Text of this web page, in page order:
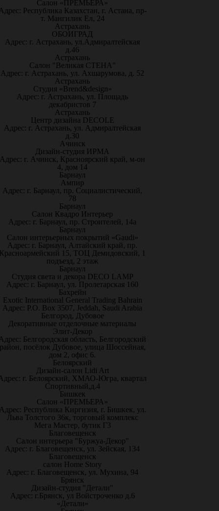
Салон «ПРЕМЬЕРА»
Республика Казахстан, г. Астана, пр-
т. Мангилик Ел, 24
Астрахань
ОБОИГРАД
Адрес: г. Астрахань, ул.Адмиралтейская
д.46
Астрахань
Салон "Великая СТЕНА"
Адрес: г. Астрахань, ул. Ахшарумова, д. 52
Астрахань
Студия «Brend&design»
Адрес: г. Астрахань, ул. Площадь
декабристов 7
Астрахань
Центр дизайна DECOLE
Адрес: г. Астрахань, ул. Адмиралтейская
д.30
Ачинск
Дизайн-студия ИРМА
Адрес: г. Ачинск, Красноярский край, м-он
4, дом 14
Барнаул
Ампир
Адрес: г. Барнаул, пр. Социалистический,
78
Барнаул
Салон Квадро Интерьер
Адрес: г. Барнаул, пр. Строителей, 14а
Барнаул
Салон интерьерных покрытий «Gaudi»
Адрес: г. Барнаул, Алтайский край, пр.
15, ТОЦ Демидовский, 1
подъезд, 2 этаж
Барнаул
Студия света и декора DECO LAMP
Адрес: г. Барнаул, ул. Пролетарская 160
Бахрейн
Exotic International General Trading Bahrain
Адрес: P.O. Box 3507, Jeddah, Saudi Arabia
Белгород, Дубовое
Декоративные отделочные материалы
Элит-Декор
Белгородская область, Белгородский
посёлок Дубовое, улица Шоссейная,
дом 2, офис 6.
Белоярский
Дизайн-салон Lidi Art
г. Белоярский, ХМАО-Югра, квартал
Спортивный,д.4
Бишкек
Салон «ПРЕМЬЕРА»
Республика Киргизия, г. Бишкек, ул.
Льва Толстого 36к, торговый комплекс
Мега Мастер, бутик Г3
Благовещенск
Салон интерьера "Буржуа-Декор"
Адрес: г. Благовещенск, ул. Зейская, 134
Благовещенск
салон Home Story
Адрес: г. Благовещенск, ул. Мухина, 94
Брянск
Дизайн-студия "Детали"
Адрес: г.Брянск, ул Войстроченко д.6
«Детали»